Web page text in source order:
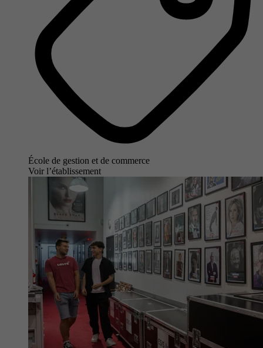
École de gestion et de commerce
Voir l’établissement